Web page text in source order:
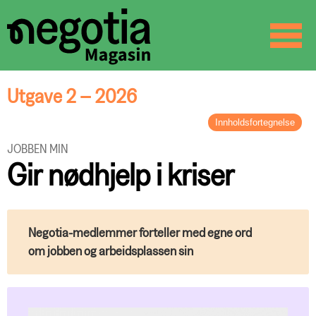
☰
Utgave 2 – 2026
Innholdsfortegnelse
Tradisjon og styrke
BREV FRA STYRELEDEREN
Hovedoppgjør i en urolig tid
ORGANISASJON
Klubb mot nye høyder
Status og forventninger
FAGAKTUELT
Lønnsforhandlinger på 1-2-3
NOTABENE
JOBBEN MIN
Gir nødhjelp i kriser
Negotia-medlemmer forteller med egne ord
om jobben og arbeidsplassen sin